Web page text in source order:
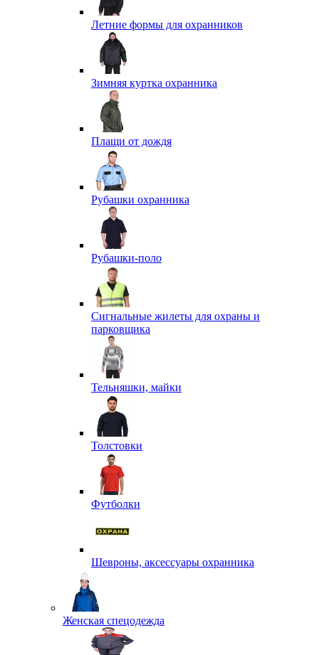
Летние формы для охранников
Зимняя куртка охранника
Плащи от дождя
Рубашки охранника
Рубашки-поло
Сигнальные жилеты для охраны и
парковщика
Тельняшки, майки
Толстовки
Футболки
Шевроны, аксессуары охранника
Женская спецодежда